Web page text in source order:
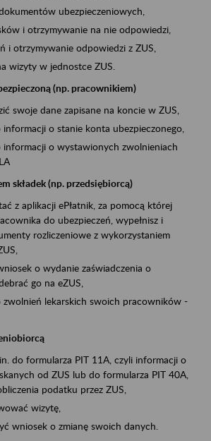
ubezpieczeniowych,
i otrzymywanie na nie odpowiedzi,
i otrzymywanie odpowiedzi z ZUS,
wizyty w jednostce ZUS.
(np. pracownikiem)
swoje dane zapisane na koncie w ZUS,
informacji o stanie konta ubezpieczonego,
informacji o wystawionych zwolnieniach
składek (np. przedsiębiorcą)
z aplikacji ePłatnik, za pomocą której
do ubezpieczeń, wypełnisz i
rozliczeniowe z wykorzystaniem
o wydanie zaświadczenia o
go na eZUS,
zwolnień lekarskich swoich pracowników -
do formularza PIT 11A, czyli informacji o
od ZUS lub do formularza PIT 40A,
podatku przez ZUS,
wizytę,
wniosek o zmianę swoich danych.